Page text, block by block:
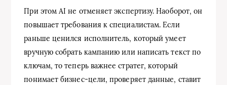
При этом AI не отменяет экспертизу. Наоборот, он
повышает требования к специалистам. Если
раньше ценился исполнитель, который умеет
вручную собрать кампанию или написать текст по
ключам, то теперь важнее стратег, который
понимает бизнес-цели, проверяет данные, ставит